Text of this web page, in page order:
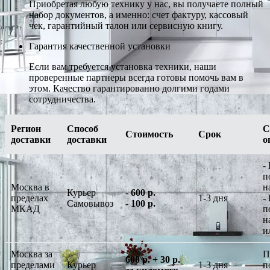
Приобретая любую технику у нас, вы получаете полный
набор документов, а именно: счет фактуру, кассовый
чек, гарантийный талон или сервисную книгу.
Гарантия качественной установки
Если вам требуется установка техники, наши
проверенные партнеры всегда готовы помочь вам в
этом. Качество гарантированно долгими годами
сотрудничества.
Регион
доставки
Способ
доставки
Стоимость Срок
Москва в
пределах
МКАД
Курьер
Самовывоз
-600 р.
-100 р.
1-3 дня
-
-
Москва за
пределами
Курьер
600 р. + 30 р.
1-3 дня